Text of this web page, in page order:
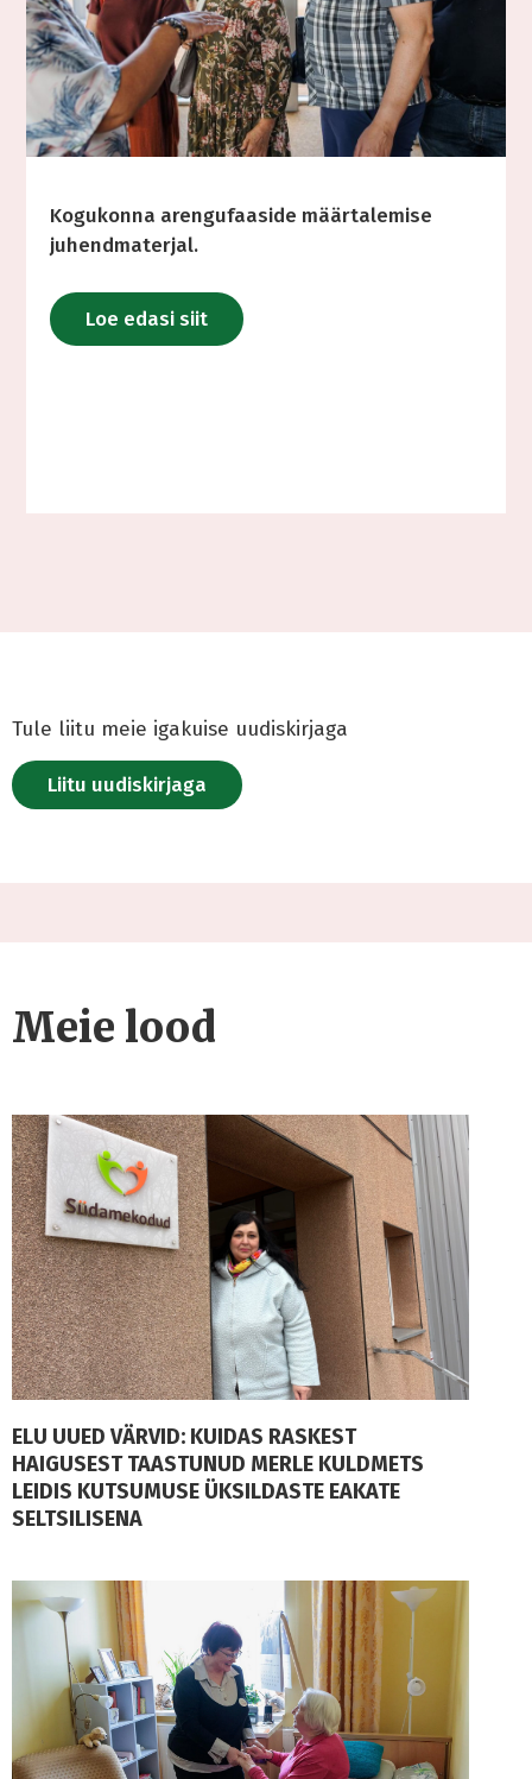
Kogukonna arengufaaside määrtalemise
juhendmaterjal.
Loe edasi siit
Tule liitu meie igakuise uudiskirjaga
Liitu uudiskirjaga
Meie lood
ELU UUED VÄRVID: KUIDAS RASKEST
HAIGUSEST TAASTUNUD MERLE KULDMETS
LEIDIS KUTSUMUSE ÜKSILDASTE EAKATE
SELTSILISENA